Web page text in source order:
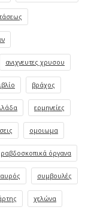
ανιχνευτες χρυσου
βράχος
ερμηνείες
ομοιωμα
ραβδοσκοπικά όργανα
συμβουλές
χελώνα